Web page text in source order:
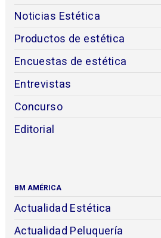
Noticias Estética
Productos de estética
Encuestas de estética
Entrevistas
Concurso
Editorial
BM AMÉRICA
Actualidad Estética
Actualidad Peluquería